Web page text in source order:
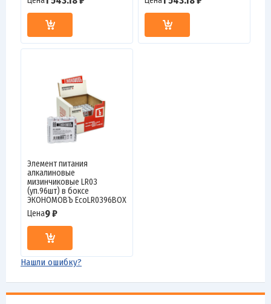
Элемент питания
алкалиновые
мизинчиковые LR03
(уп.96шт) в боксе
ЭКОНОМОВЪ EcoLR0396BOX
Цена9 ₽
Нашли ошибку?